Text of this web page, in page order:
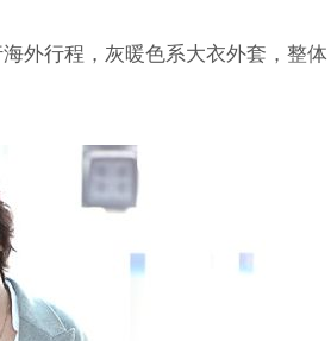
外行程，灰暖色系大衣外套，整体